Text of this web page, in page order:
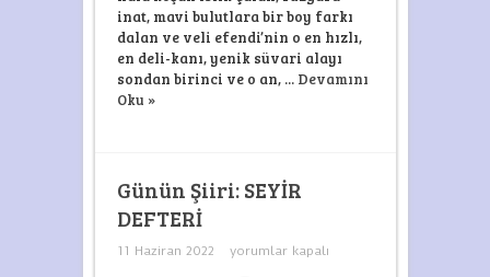
inat, mavi bulutlara bir boy farkı
dalan ve veli efendi’nin o en hızlı,
en deli-kanı, yenik süvari alayı
sondan birinci ve o an, ... Devamını
Oku »
Günün Şiiri: SEYİR
DEFTERİ
11 Haziran 2022
Günün
yorumlar kapalı